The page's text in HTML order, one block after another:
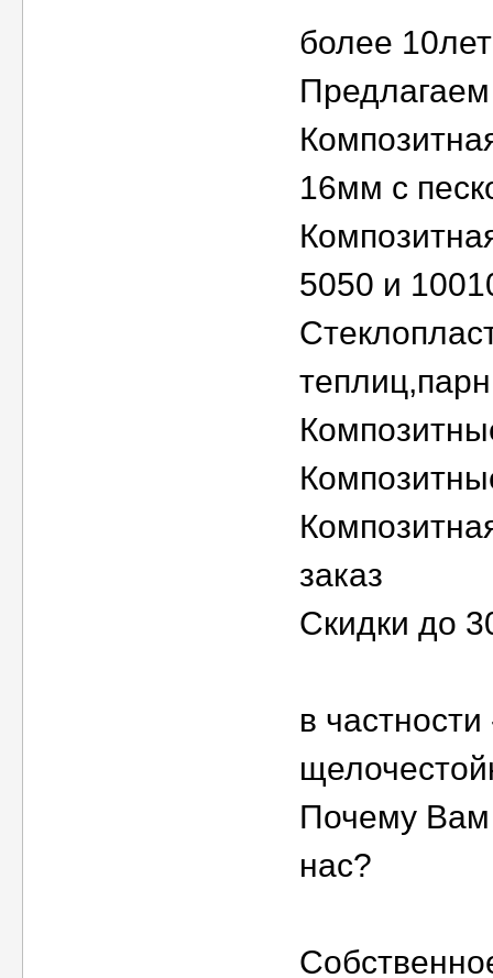
более
16мм с
5050 и
заказ
Скидки до
в
Почему Вам
нас?